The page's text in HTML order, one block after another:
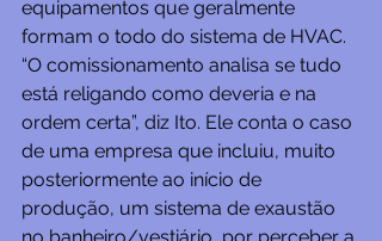
equipamentos que geralmente
formam o todo do sistema de HVAC.
“O comissionamento analisa se tudo
está religando como deveria e na
ordem certa”, diz Ito. Ele conta o caso
de uma empresa que incluiu, muito
posteriormente ao início de
produção, um sistema de exaustão